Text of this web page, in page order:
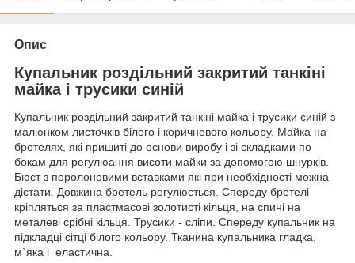
Опис
Купальник роздільний закритий танкіні
майка і трусики синій
Купальник роздільний закритий танкіні майка і трусики синій з
малюнком листочків білого і коричневого кольору. Майка на
бретелях, які пришиті до основи виробу і зі складками по
бокам для регулюання висоти майки за допомогою шнурків.
Бюст з поролоновими вставками які при необхідності можна
дістати. Довжина бретель регулюється. Спереду бретелі
кріпляться за пластмасові золотисті кільця, на спині на
металеві срібні кільця. Трусики - сліпи. Спереду купальник на
підкладці сітці білого кольору. Тканина купальника гладка,
м`яка і еластична.